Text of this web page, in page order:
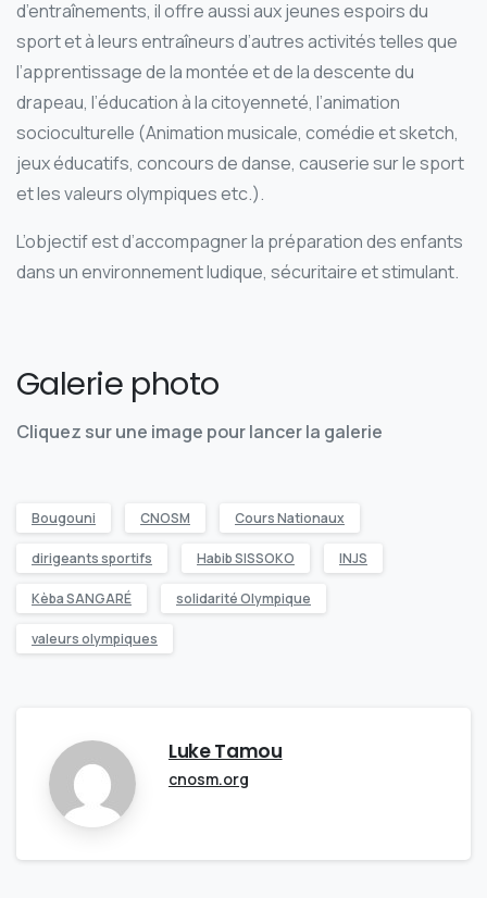
d’entraînements, il offre aussi aux jeunes espoirs du
sport et à leurs entraîneurs d’autres activités telles que
l’apprentissage de la montée et de la descente du
drapeau, l’éducation à la citoyenneté, l’animation
socioculturelle (Animation musicale, comédie et sketch,
jeux éducatifs, concours de danse, causerie sur le sport
et les valeurs olympiques etc.).
L’objectif est d’accompagner la préparation des enfants
dans un environnement ludique, sécuritaire et stimulant.
Galerie photo
Cliquez sur une image pour lancer la galerie
Bougouni CNOSM Cours Nationaux
dirigeants sportifs Habib SISSOKO INJS
Kèba SANGARÉ solidarité Olympique
valeurs olympiques
Luke Tamou
cnosm.org